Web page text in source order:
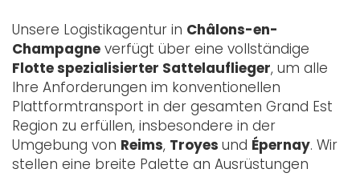
Unsere Logistikagentur in Châlons-en-
Champagne verfügt über eine vollständige
Flotte spezialisierter Sattelauflieger, um alle
Ihre Anforderungen im konventionellen
Plattformtransport in der gesamten Grand Est
Region zu erfüllen, insbesondere in der
Umgebung von Reims, Troyes und Épernay. Wir
stellen eine breite Palette an Ausrüstungen